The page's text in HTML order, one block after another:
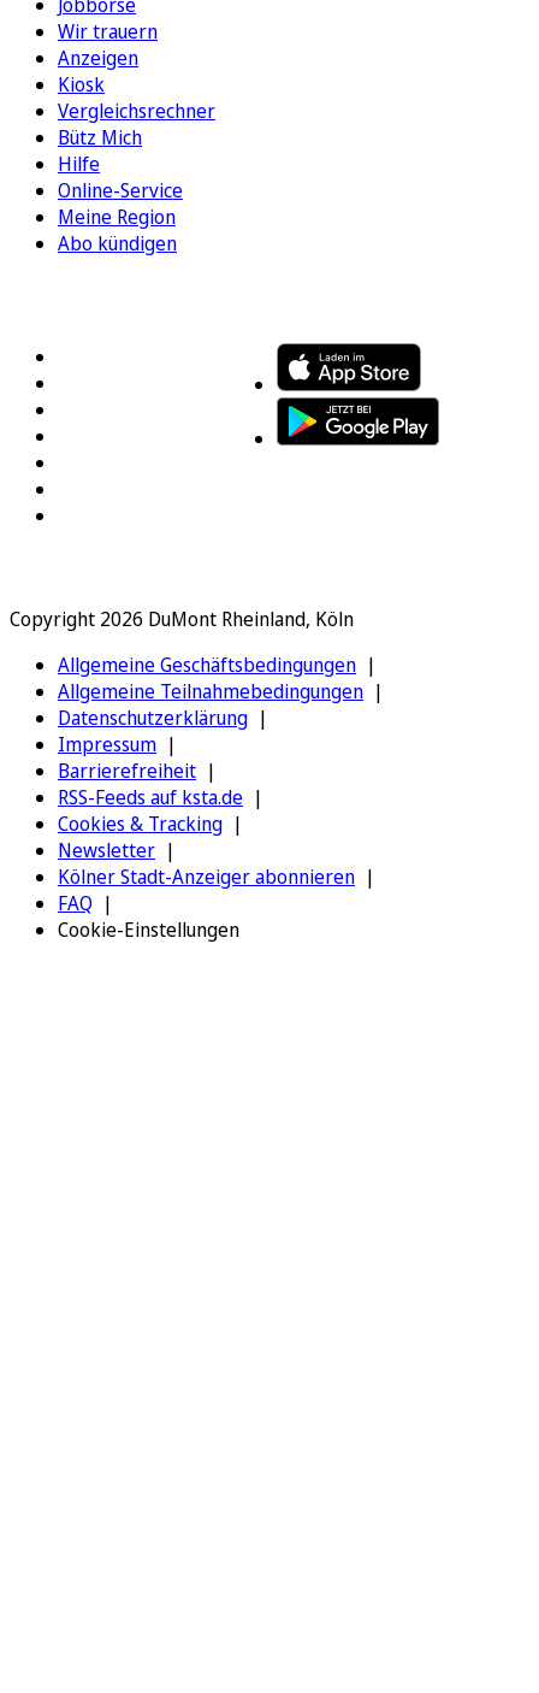
Wir trauern
Anzeigen
Kiosk
Vergleichsrechner
Bütz Mich
Hilfe
Online-Service
Meine Region
Abo kündigen
Copyright 2026 DuMont Rheinland, Köln
Allgemeine Geschäftsbedingungen
Allgemeine Teilnahmebedingungen
Datenschutzerklärung
Impressum
Barrierefreiheit
RSS-Feeds auf ksta.de
Cookies & Tracking
Newsletter
Kölner Stadt-Anzeiger abonnieren
FAQ
Cookie-Einstellungen